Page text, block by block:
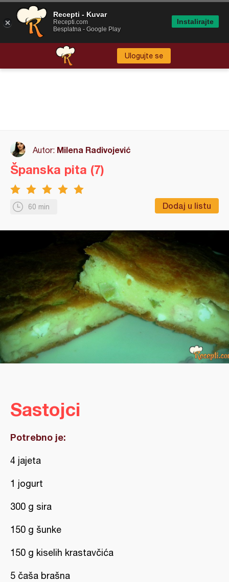
Ulogujte se
Autor: Milena Radivojević
60 min Dodaj u listu
Španska pita (7)
Sastojci
Potrebno je:
4 jajeta
1 jogurt
300 g sira
150 g šunke
150 g kiselih krastavčića
5 čaša brašna
Recepti - Kuvar
Recepti.com
Besplatna - Google Play
Instalirajte